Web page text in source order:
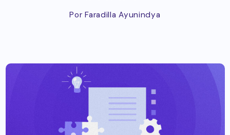
Por Faradilla Ayunindya